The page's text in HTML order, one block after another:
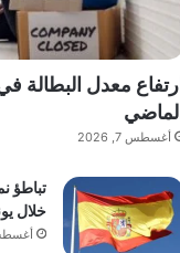
ارتفاع معدل البطالة
الماضي
أغسطس 7, 2026
تباطؤ
خلال
أغسطس 7,